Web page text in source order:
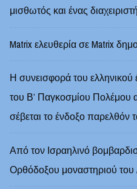
μισθωτός και ένας
Matrix ελευθερία σε Matrix
Η συνεισφορά του ελληνικού
του Β’ Παγκοσμίου Πολέμου
σέβεται το ένδοξο παρελθόν
Από τον Ισραηλινό
Ορθόδοξου μοναστηριού